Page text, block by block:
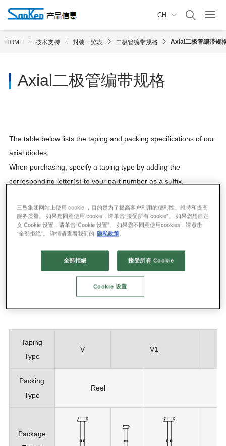
CH
HOME 技术支持 封装一览表 二极管编带规格 Axial二极管编带规
Axial二极管编带规格
The table below lists the taping and packing specifications of our
axial diodes.
When purchasing, specify a taping type by adding the
corresponding letter(s) to your part number as a suffix.
(= Type V), add the suffix “V” to the part number and specify it as
“AM01ZV”.
* Some products may not comply with the taping types listed
Please contact our sales representatives,
or authorized distributors
Taping
Type
V V1
Packing
Type
Reel
Package
三垦集团网站上使用 cookie ，目的是为了提高客户利用的便利性、维持和提高
服务质量。 如果您同意使用 cookie，请单击“接受所有 cookie”。 如果您想自定
义 Cookie 设置，请单击“Cookie 设置”。 如果您不同意使用cookies，请点击
“全部拒绝”。 详情请查看我们的
隐私政策。
全部拒絕 接受所有 Cookie
Cookie 设置